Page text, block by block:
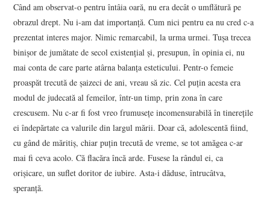
NUVELE
FOILETON
FRAGMENT DE
ROMAN
POVESTIRI SCURTE
VIZIUNI ȘI SPECTRE
Când am observat-o pentru întâia oară, nu era decât o umflătură pe
obrazul drept. Nu i-am dat importanță. Cum nici pentru ea nu cred c-a
prezentat interes major. Nimic remarcabil, la urma urmei. Tușa trecea
binișor de jumătate de secol existențial și, presupun, în opinia ei, nu
mai conta de care parte atârna balanța esteticului. Pentr-o femeie
proaspăt trecută de șaizeci de ani, vreau să zic. Cel puțin acesta era
modul de judecată al femeilor, într-un timp, prin zona în care
crescusem.Nu c-ar fi fost vreo frumusețe incomensurabilă în tinerețile
ei îndepărtate ca valurile din largul mării. Doar că, adolescentă fiind,
cu gând de măritiș, chiar puțin trecută de vreme, se tot amăgea c-ar
mai fi ceva acolo. Că flacăra încă arde. Fusese la rândul ei, ca
orișicare, un suflet doritor de iubire. Asta-i dăduse, întrucâtva,
speranță.